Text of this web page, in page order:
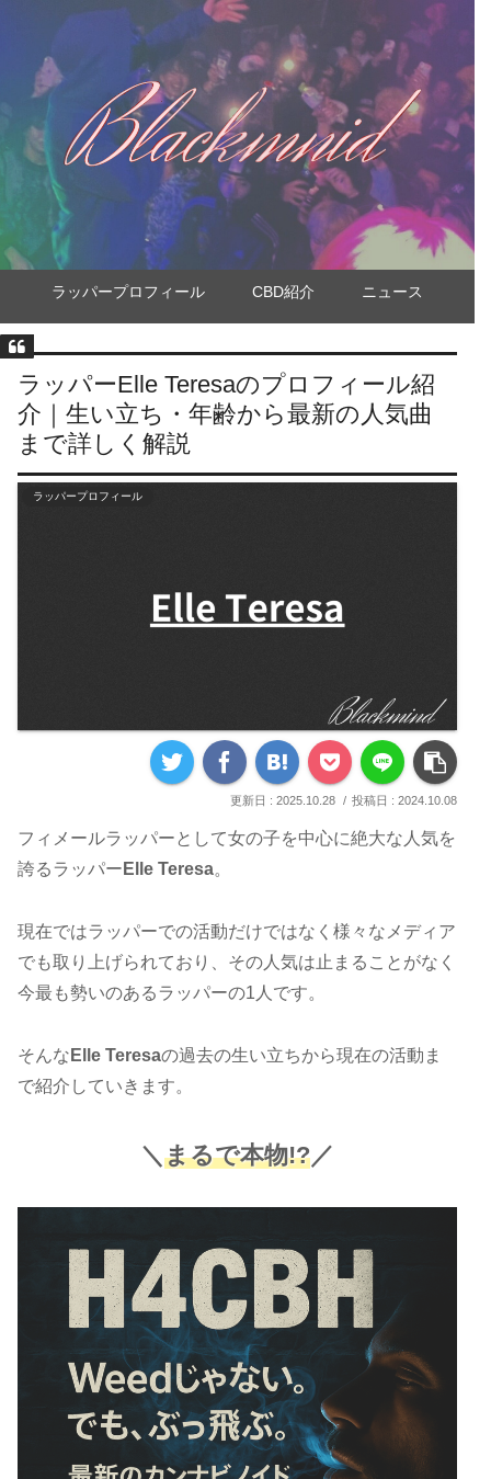
ラッパープロフィール CBD紹介 ニュース
ラッパーElle Teresaのプロフィール紹
介｜生い立ち・年齢から最新の人気曲
まで詳しく解説
ラッパープロフィール
2025.10.28 2024.10.08
フィメールラッパーとして女の子を中心に絶大な人気を
誇るラッパー Elle Teresa。
現在ではラッパーでの活動だけではなく様々なメディア
でも取り上げられており、その人気は止まることがなく
今最も勢いのあるラッパーの1人です。
そんな Elle Teresaの過去の生い立ちから現在の活動ま
で紹介していきます。
＼ まるで本物!?／